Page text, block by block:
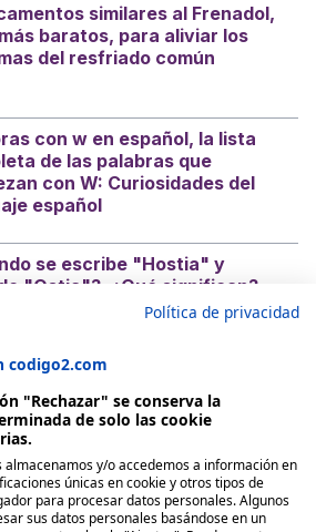
similares al Frenadol,
baratos, para aliviar los
del resfriado común
con w en español, la lista
de las palabras que
con W: Curiosidades del
español
se escribe "Hostia" y
"Ostia"?, ¿Qué significan?
H o sin H? Curiosidades del
Política de privacidad
codigo2.com
"Rechazar" se conserva la
de solo las cookie
almacenamos y/o accedemos a información en
únicas en cookie y otros tipos de
para procesar datos personales. Algunos
sus datos personales basándose en un